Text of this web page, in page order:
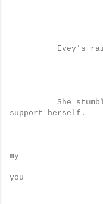
Evey's
She
support herself.
my
you